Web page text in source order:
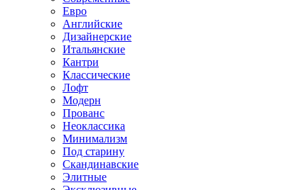
Евро
Английские
Дизайнерские
Итальянские
Кантри
Классические
Лофт
Модерн
Прованс
Неоклассика
Минимализм
Под старину
Скандинавские
Элитные